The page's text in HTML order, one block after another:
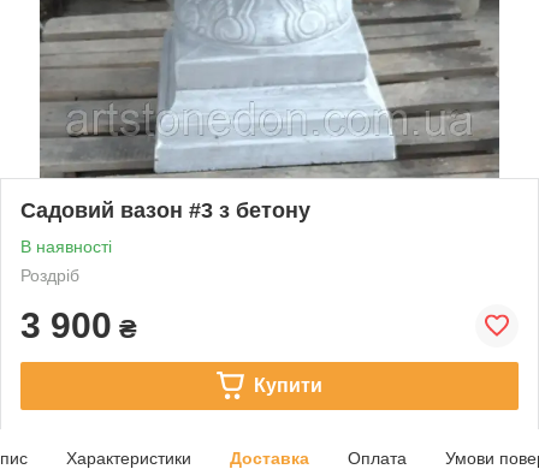
Садовий вазон #3 з бетону
В наявності
Роздріб
3 900 ₴
Купити
Характеристики Доставка Оплата Умови